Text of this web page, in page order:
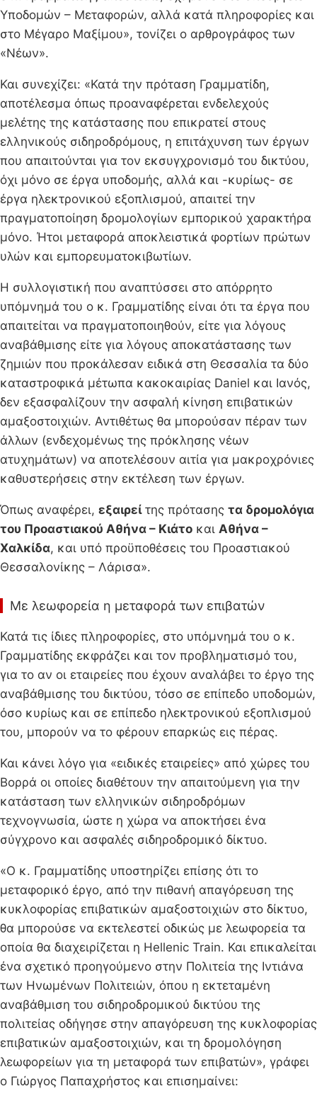
Υποδομών – Μεταφορών, αλλά κατά πληροφορίες και
στο Μέγαρο Μαξίμου», τονίζει ο αρθρογράφος των
«Νέων».
Και συνεχίζει: «Κατά την πρόταση Γραμματίδη,
αποτέλεσμα όπως προαναφέρεται ενδελεχούς
μελέτης της κατάστασης που επικρατεί στους
ελληνικούς σιδηροδρόμους, η επιτάχυνση των έργων
που απαιτούνται για τον εκσυγχρονισμό του δικτύου,
όχι μόνο σε έργα υποδομής, αλλά και -κυρίως- σε
έργα ηλεκτρονικού εξοπλισμού, απαιτεί την
πραγματοποίηση δρομολογίων εμπορικού χαρακτήρα
μόνο. Ήτοι μεταφορά αποκλειστικά φορτίων πρώτων
υλών και εμπορευματοκιβωτίων.
Η συλλογιστική που αναπτύσσει στο απόρρητο
υπόμνημά του ο κ. Γραμματίδης είναι ότι τα έργα που
απαιτείται να πραγματοποιηθούν, είτε για λόγους
αναβάθμισης είτε για λόγους αποκατάστασης των
ζημιών που προκάλεσαν ειδικά στη Θεσσαλία τα δύο
καταστροφικά μέτωπα κακοκαιρίας Daniel και Ιανός,
δεν εξασφαλίζουν την ασφαλή κίνηση επιβατικών
αμαξοστοιχιών. Αντιθέτως θα μπορούσαν πέραν των
άλλων (ενδεχομένως της πρόκλησης νέων
ατυχημάτων) να αποτελέσουν αιτία για μακροχρόνιες
καθυστερήσεις στην εκτέλεση των έργων.
Όπως αναφέρει, εξαιρείτης πρότασης τα δρομολόγια
του Προαστιακού Αθήνα – Κιάτο και Αθήνα –
Χαλκίδα, και υπό προϋποθέσεις του Προαστιακού
Θεσσαλονίκης – Λάρισα».
Με λεωφορεία η μεταφορά των επιβατών
Κατά τις ίδιες πληροφορίες, στο υπόμνημά του ο κ.
Γραμματίδης εκφράζει και τον προβληματισμό του,
για το αν οι εταιρείες που έχουν αναλάβει το έργο της
αναβάθμισης του δικτύου, τόσο σε επίπεδο υποδομών,
όσο κυρίως και σε επίπεδο ηλεκτρονικού εξοπλισμού
του, μπορούν να το φέρουν επαρκώς εις πέρας.
Και κάνει λόγο για «ειδικές εταιρείες» από χώρες του
Βορρά οι οποίες διαθέτουν την απαιτούμενη για την
κατάσταση των ελληνικών σιδηροδρόμων
τεχνογνωσία, ώστε η χώρα να αποκτήσει ένα
σύγχρονο και ασφαλές σιδηροδρομικό δίκτυο.
«Ο κ. Γραμματίδης υποστηρίζει επίσης ότι το
μεταφορικό έργο, από την πιθανή απαγόρευση της
κυκλοφορίας επιβατικών αμαξοστοιχιών στο δίκτυο,
θα μπορούσε να εκτελεστεί οδικώς με λεωφορεία τα
οποία θα διαχειρίζεται η Hellenic Train. Και επικαλείται
ένα σχετικό προηγούμενο στην Πολιτεία της Ιντιάνα
των Ηνωμένων Πολιτειών, όπου η εκτεταμένη
αναβάθμιση του σιδηροδρομικού δικτύου της
πολιτείας οδήγησε στην απαγόρευση της κυκλοφορίας
επιβατικών αμαξοστοιχιών, και τη δρομολόγηση
λεωφορείων για τη μεταφορά των επιβατών», γράφει
ο Γιώργος Παπαχρήστος και επισημαίνει: